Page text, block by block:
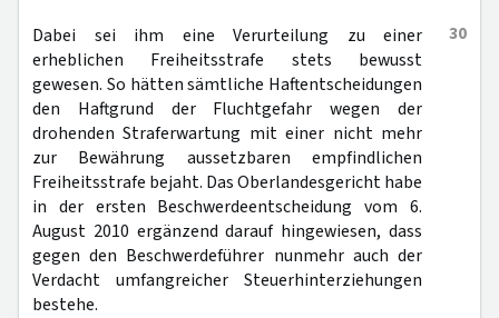
30
Dabei sei ihm eine Verurteilung zu einer
erheblichen Freiheitsstrafe stets bewusst
gewesen. So hätten sämtliche Haftentscheidungen
den Haftgrund der Fluchtgefahr wegen der
drohenden Straferwartung mit einer nicht mehr
zur Bewährung aussetzbaren empfindlichen
Freiheitsstrafe bejaht. Das Oberlandesgericht habe
in der ersten Beschwerdeentscheidung vom 6.
August 2010 ergänzend darauf hingewiesen, dass
gegen den Beschwerdeführer nunmehr auch der
Verdacht umfangreicher Steuerhinterziehungen
bestehe.